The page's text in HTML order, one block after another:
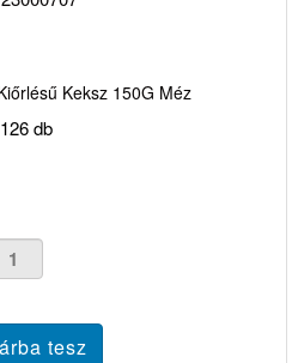
Keksz 150G Méz
db